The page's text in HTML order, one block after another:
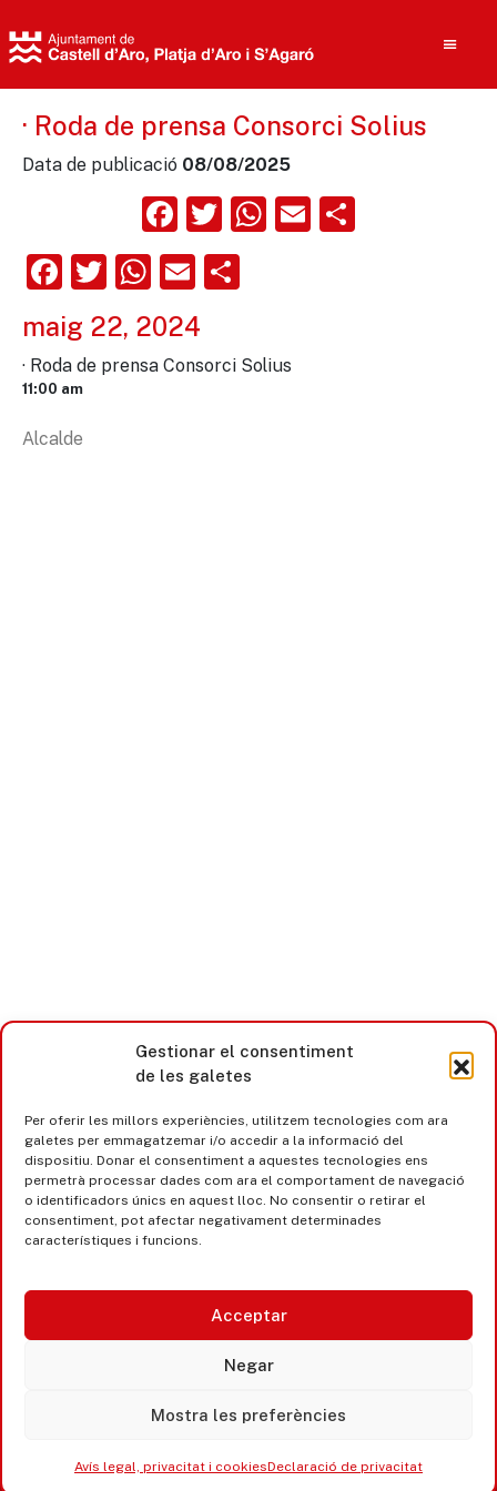
Gestionar el consentiment
de les galetes
Per oferir les millors experiències, utilitzem tecnologies com ara
galetes per emmagatzemar i/o accedir a la informació del
dispositiu. Donar el consentiment a aquestes tecnologies ens
permetrà processar dades com ara el comportament de navegació
o identificadors únics en aquest lloc. No consentir o retirar el
consentiment, pot afectar negativament determinades
característiques i funcions.
Acceptar
Negar
Mostra les preferències
Avís legal, privacitat i cookiesDeclaració de privacitat
· Roda de prensa Consorci Solius
Data de publicació 08/08/2025
Facebook
Twitter
WhatsApp
Email
Facebook
Twitter
WhatsApp
Email
maig 22, 2024
· Roda de prensa Consorci Solius
11:00 am
Alcalde
Castell d’Aro · Platja d’Aro · S’Agaró
365 www.platjadaro